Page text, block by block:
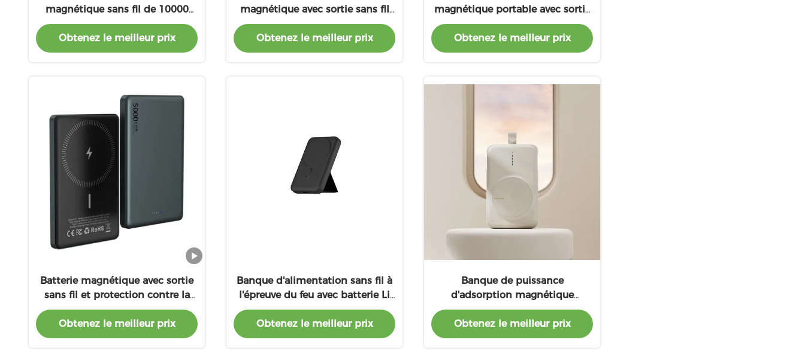
magnétique sans fil de 10000
mAh avec sortie de type C,
entrée et protection contre les
surcharges
Obtenez le meilleur prix
magnétique avec sortie sans fil
5W 7.5W 10W ABS PC
Aluminium alliage Li polymère
batterie
Obtenez le meilleur prix
magnétique portable avec sortie
5W/7,5W/10W/15W
Obtenez le meilleur prix
Batterie magnétique avec sortie
sans fil et protection contre la
surcharge
Obtenez le meilleur prix
Banque d'alimentation sans fil à
l'épreuve du feu avec batterie Li
Polymer 10000mah
Obtenez le meilleur prix
Banque de puissance
d'adsorption magnétique
10000MAH 5W 7.5W Li-polymère
technologie de charge
incendiaire
Obtenez le meilleur prix